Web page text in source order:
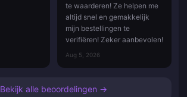
te waarderen! Ze helpen me
altijd snel en gemakkelijk
mijn bestellingen te
verifiëren! Zeker aanbevolen!
Aug 5, 2026
Bekijk alle beoordelingen →